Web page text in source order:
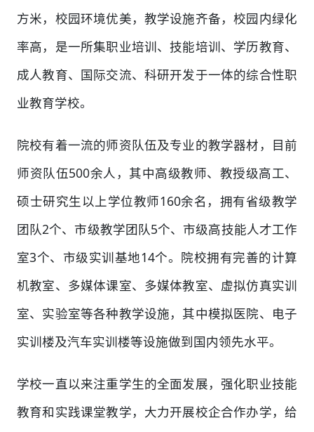
方米，校园环境优美，教学设施齐备，校园内绿化
率高，是一所集职业培训、技能培训、学历教育、
成人教育、国际交流、科研开发于一体的综合性职
业教育学校。
院校有着一流的师资队伍及专业的教学器材，目前
师资队伍500余人，其中高级教师、教授级高工、
硕士研究生以上学位教师160余名，拥有省级教学
团队2个、市级教学团队5个、市级高技能人才工作
室3个、市级实训基地14个。院校拥有完善的计算
机教室、多媒体课室、多媒体教室、虚拟仿真实训
室、实验室等各种教学设施，其中模拟医院、电子
实训楼及汽车实训楼等设施做到国内领先水平。
学校一直以来注重学生的全面发展，强化职业技能
教育和实践课堂教学，大力开展校企合作办学，给